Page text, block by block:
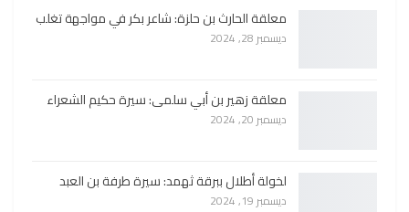
معلقة الحارث بن حلزة: شاعر بكر في مواجهة تغلب
ديسمبر 28, 2024
معلقة زهير بن أبي سلمى: سيرة حكيم الشعراء
ديسمبر 20, 2024
لخولة أطلال ببرقة ثهمد: سيرة طرفة بن العبد
ديسمبر 19, 2024